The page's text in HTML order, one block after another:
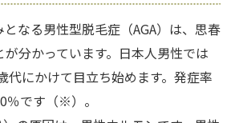
なる男性型脱毛症（AGA）は、思春
分かっています。日本人男性では
代にかけて目立ち始めます。発症率
％です（※）。